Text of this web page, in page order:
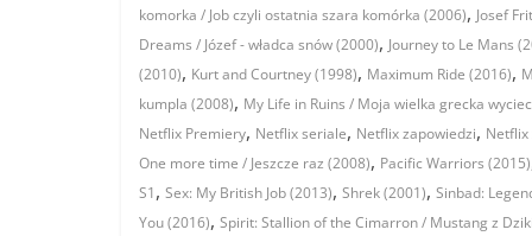
komorka / Job czyli ostatnia szara komórka (2006), Josef
Dreams / Józef - władca snów (2000), Journey to Le Mans
(2010), Kurt and Courtney (1998), Maximum Ride (2016),
kumpla (2008), My Life in Ruins / Moja wielka grecka
Netflix Premiery, Netflix seriale, Netflix zapowiedzi, Netflix
One more time / Jeszcze raz (2008), Pacific Warriors (2015)
S1, Sex: My British Job (2013), Shrek (2001), Sinbad:
You (2016), Spirit: Stallion of the Cimarron / Mustang z